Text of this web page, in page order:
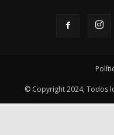
© Copyright 2024, Todos